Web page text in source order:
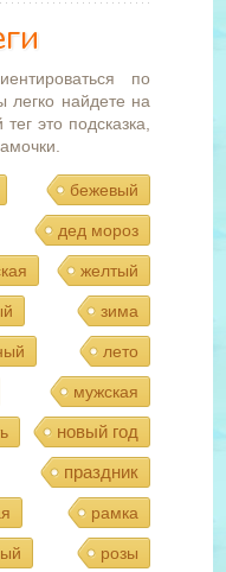
по
легко найдете на
это подсказка,
бежевый
дед мороз
желтый
зима
лето
мужская
новый год
праздник
рамка
розы